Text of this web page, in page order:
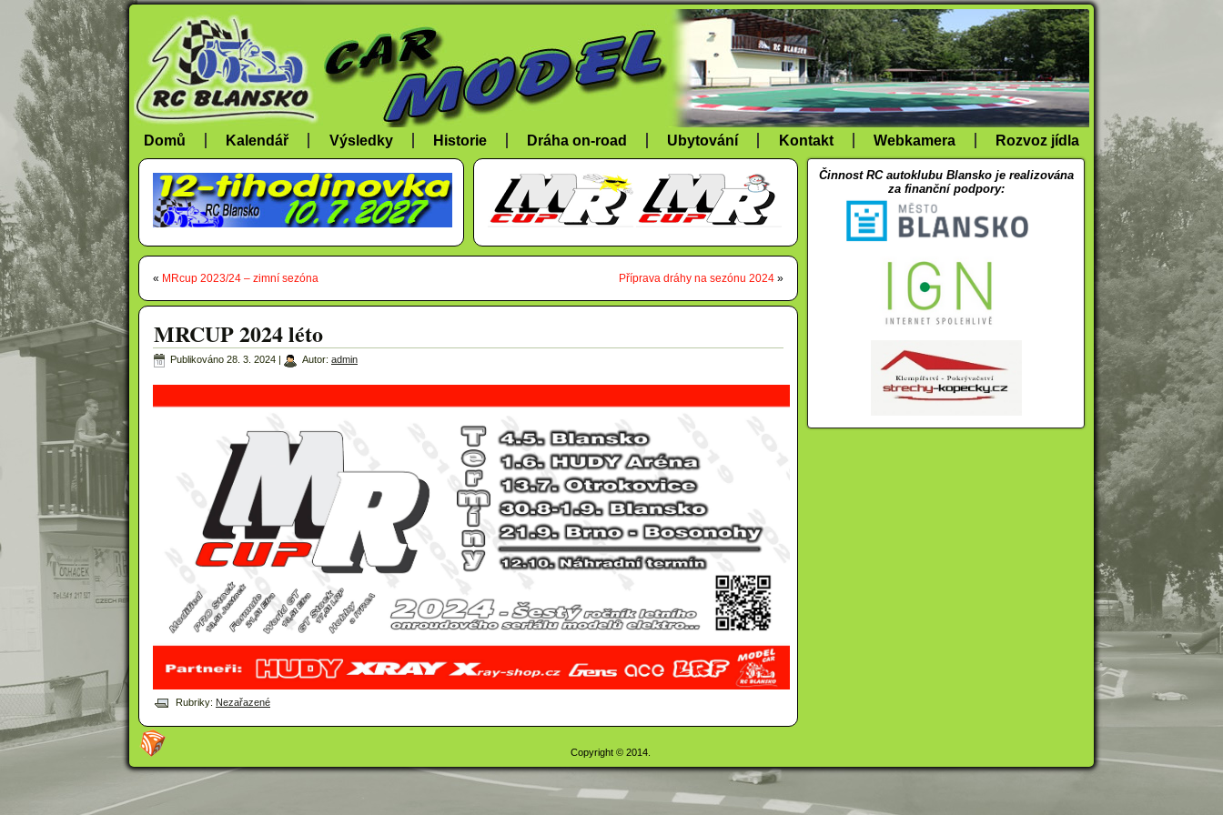
Domů Kalendář Výsledky Historie Dráha on-road Ubytování Kontakt Webkamera Rozvoz jídla
« MRcup 2023/24 – zimní sezóna Příprava dráhy na sezónu 2024 »
MRCUP 2024 léto
Publikováno 28. 3. 2024 Autor: admin
Rubriky: Nezařazené
Činnost RC autoklubu Blansko je realizována
za finanční podpory:
Copyright © 2014.